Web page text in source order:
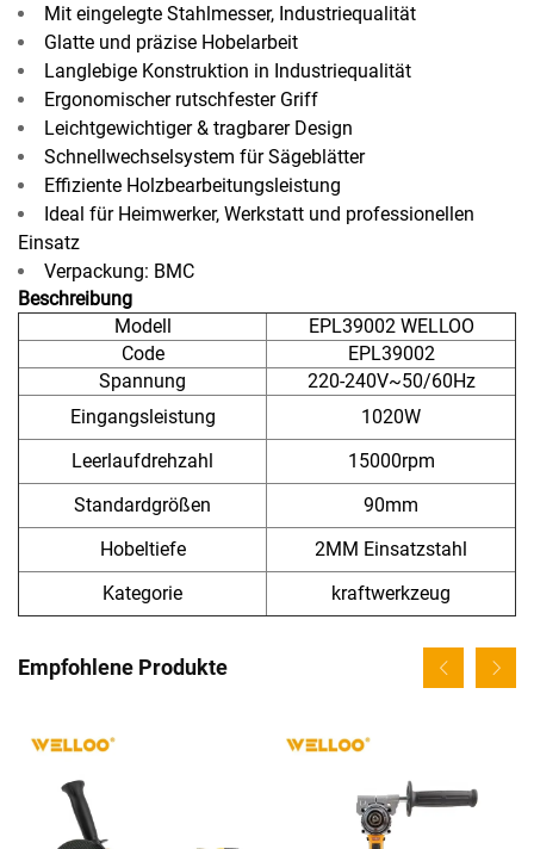
Mit eingelegte Stahlmesser, Industriequalität
Glatte und präzise Hobelarbeit
Langlebige Konstruktion in Industriequalität
Ergonomischer rutschfester Griff
Leichtgewichtiger & tragbarer Design
Schnellwechselsystem für Sägeblätter
Effiziente Holzbearbeitungsleistung
Ideal für Heimwerker, Werkstatt und professionellen
Einsatz
Verpackung: BMC
Beschreibung
Modell
EPL39002 WELLOO
Code
EPL39002
Spannung
220-240V~50/60Hz
Eingangsleistung
1020W
Leerlaufdrehzahl
15000rpm
Standardgrößen
90mm
Hobeltiefe
2MM Einsatzstahl
Kategorie
kraftwerkzeug
Empfohlene Produkte